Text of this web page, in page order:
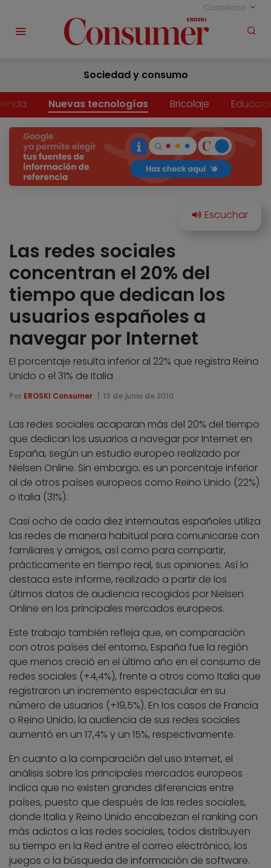
Castellano
Sociedad y consumo
Nuevas tecnologías Bricolaje
Las redes sociales
concentran el 20% del
tiempo que dedican los
usuarios españoles a
navegar por Internet
El porcentaje resulta inferior al 22% que registra Reino
Unido o el 31% de Italia
Por EROSKI Consumer 13 de junio de 2010
Las redes sociales acaparan más del 20% del tiempo
que dedican los usuarios a navegar por Internet en
España, según un estudio europeo realizado por
Nielsen Online. Sin embargo, es un porcentaje inferior
al de otros países europeos como Reino Unido (22%)
o Italia (31%).
Casi ocho de cada diez internautas españoles utiliza
las redes de manera habitual para comunicarse con
familiares y amigos, así como para compartir,
prácticamente en tiempo real, sus opiniones. Así lo
destaca este informe, realizado a partir de los
últimos datos de audiencia recogidos por Nielsen
Online en los principales mercados europeos.
Este trabajo también refleja que, en comparación
con otros países del entorno, España fue la región
que menos creció en el último año en el consumo de
redes sociales (+4,4%), frente a otros como Italia que
registraron un incremento espectacular en su
número de usuarios (+19,5%). En los casos de Francia
o Reino Unido, la audiencia de sus redes sociales
aumentó en un 17,4% y un 15%, respectivamente.
En cuanto a la comparación del uso Internet, el
análisis sobre los principales mercados europeos
indica que no existen grandes diferencias entre
países, puesto que después de las redes sociales,
donde Italia y Reino Unido encabezan el ranking con
más adictos a las redes sociales, todos distribuyen
su tiempo en la Red entre el correo electrónico, los
juegos o la búsqueda de información de software.